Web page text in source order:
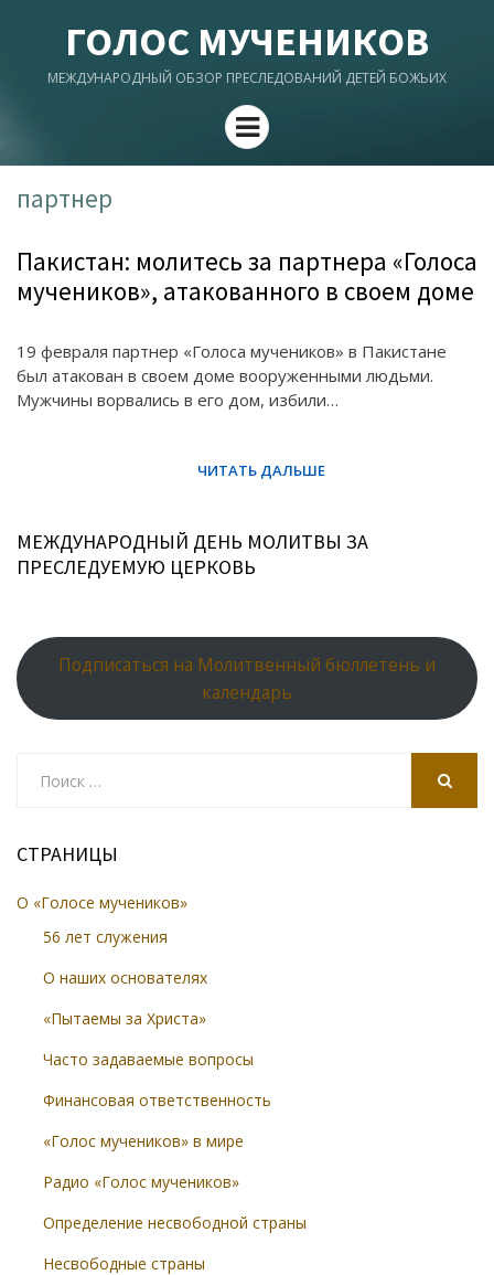
ГОЛОС МУЧЕНИКОВ
МЕЖДУНАРОДНЫЙ ОБЗОР ПРЕСЛЕДОВАНИЙ ДЕТЕЙ БОЖЬИХ
Menu
партнер
Пакистан: молитесь за партнера «Голоса
мучеников», атакованного в своем доме
19 февраля партнер «Голоса мучеников» в Пакистане
был атакован в своем доме вооруженными людьми.
Мужчины ворвались в его дом, избили…
МЕЖДУНАРОДНЫЙ ДЕНЬ МОЛИТВЫ ЗА
ПРЕСЛЕДУЕМУЮ ЦЕРКОВЬ
Подписаться на Молитвенный бюллетень и
календарь
СТРАНИЦЫ
О «Голосе мучеников»
56 лет служения
О наших основателях
«Пытаемы за Христа»
Часто задаваемые вопросы
Финансовая ответственность
«Голос мучеников» в мире
Радио «Голос мучеников»
Определение несвободной страны
Несвободные страны